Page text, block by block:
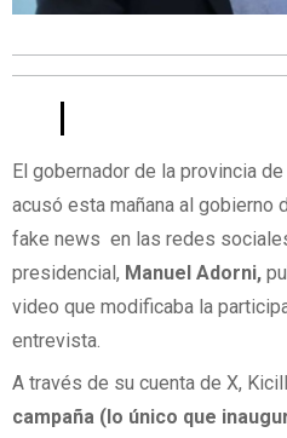
El gobernador de la provincia
acusó esta mañana al gobierno
fake news en las redes
presidencial, Manuel Adorni,
video que modificaba la
entrevista.
A través de su cuenta de X,
campaña (lo único que